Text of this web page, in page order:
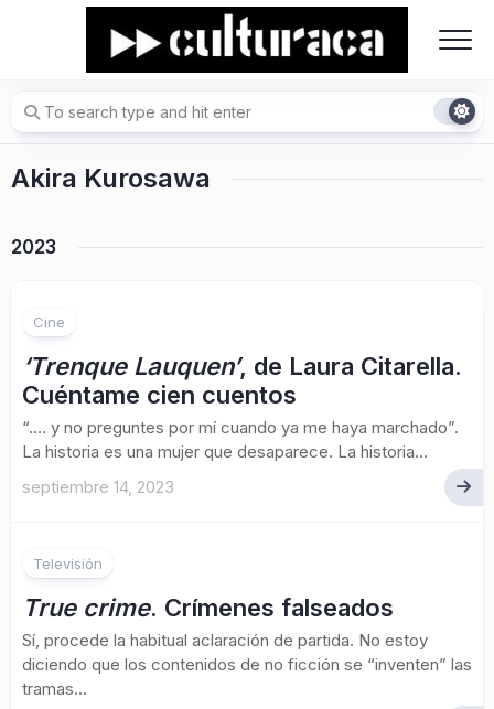
Akira Kurosawa
2023
Cine
‘Trenque Lauquen’, de Laura Citarella.
Cuéntame cien cuentos
“…. y no preguntes por mí cuando ya me haya marchado”.
La historia es una mujer que desaparece. La historia...
septiembre 14, 2023
Televisión
True crime. Crímenes falseados
Sí, procede la habitual aclaración de partida. No estoy
diciendo que los contenidos de no ficción se “inventen” las
tramas...